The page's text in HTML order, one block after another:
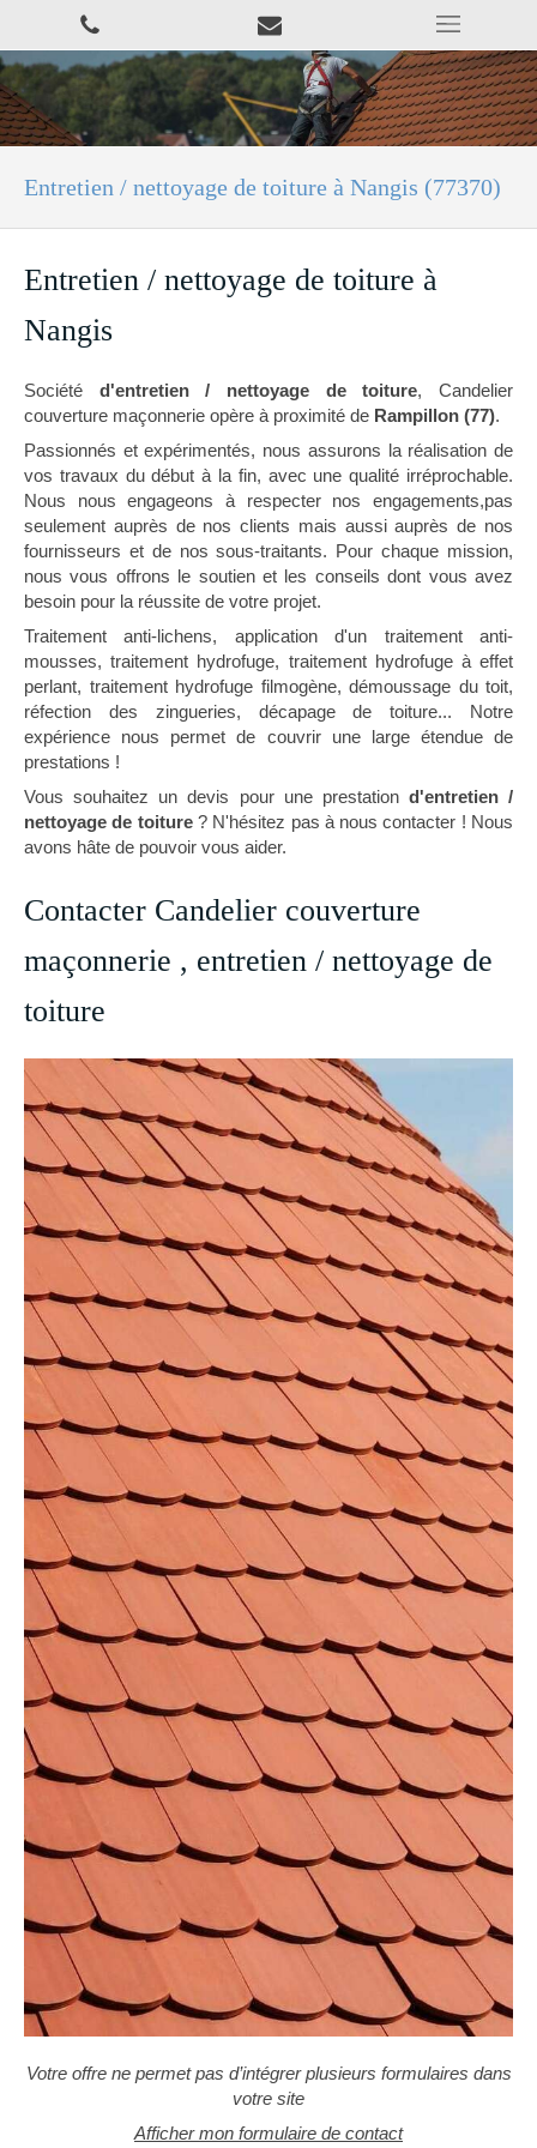
Entretien / nettoyage de toiture à Nangis (77370)
Entretien / nettoyage de toiture à
Nangis
Société d'entretien / nettoyage de toiture, Candelier
couverture maçonnerie opère à proximité de Rampillon (77).
Passionnés et expérimentés, nous assurons la réalisation de
vos travaux du début à la fin, avec une qualité irréprochable.
Nous nous engageons à respecter nos engagements,pas
seulement auprès de nos clients mais aussi auprès de nos
fournisseurs et de nos sous-traitants. Pour chaque mission,
nous vous offrons le soutien et les conseils dont vous avez
besoin pour la réussite de votre projet.
Traitement anti-lichens, application d'un traitement anti-
mousses, traitement hydrofuge, traitement hydrofuge à effet
perlant, traitement hydrofuge filmogène, démoussage du toit,
réfection des zingueries, décapage de toiture... Notre
expérience nous permet de couvrir une large étendue de
prestations !
Vous souhaitez un devis pour une prestationd'entretien /
nettoyage de toiture? N'hésitez pas à nous contacter ! Nous
avons hâte de pouvoir vous aider.
Contacter Candelier couverture
maçonnerie , entretien / nettoyage de
toiture
Votre offre ne permet pas d’intégrer plusieurs formulaires dans
votre site
Afficher mon formulaire de contact